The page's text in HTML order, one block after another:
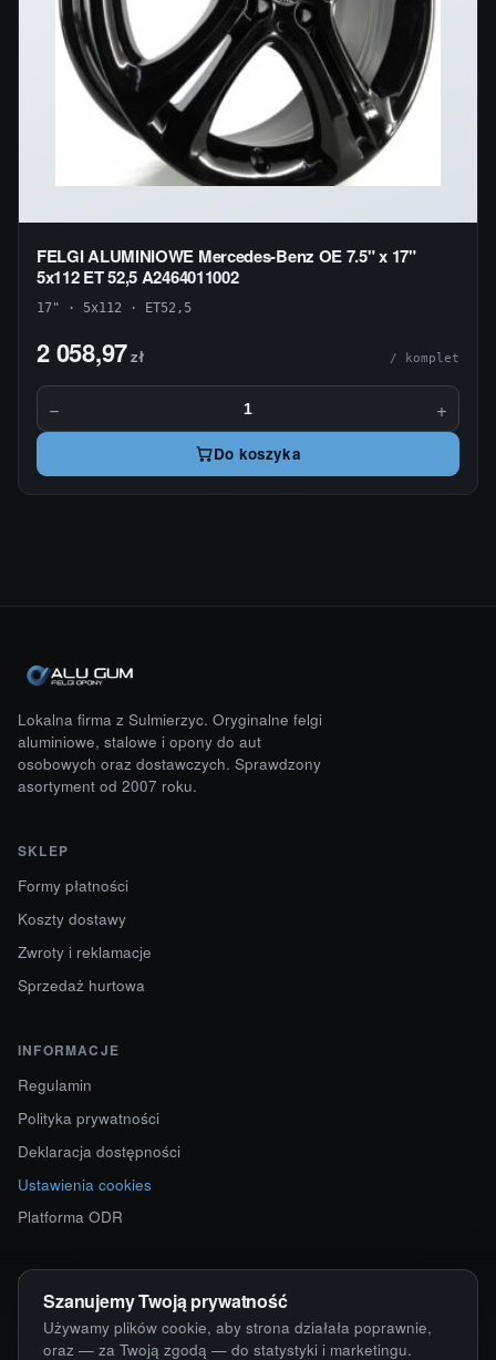
FELGI ALUMINIOWE Mercedes-Benz OE 7.5" x 17"
5x112 ET 52,5 A2464011002
17" · 5x112 · ET52,5
2 058,97zł / komplet
− +
Do koszyka
Lokalna firma z Sulmierzyc. Oryginalne felgi
aluminiowe, stalowe i opony do aut
osobowych oraz dostawczych. Sprawdzony
asortyment od 2007 roku.
SKLEP
Formy płatności
Koszty dostawy
Zwroty i reklamacje
Sprzedaż hurtowa
INFORMACJE
Regulamin
Polityka prywatności
Deklaracja dostępności
Ustawienia cookies
Platforma ODR
KONTAKT
ul. Starokościelna 12
63-750 Sulmierzyce
Szanujemy Twoją prywatność
Używamy plików cookie, aby strona działała poprawnie,
oraz — za Twoją zgodą — do statystyki i marketingu.